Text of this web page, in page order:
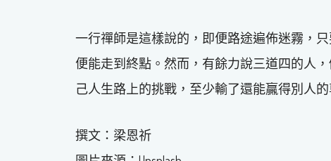
一行禪師是這樣說的，即便路途遍佈迷霧，
便能走到終點。然而，有餘力說三道四的人
己人生路上的挑戰，至少輸了還能贏得別人
撰文：梁恩祈